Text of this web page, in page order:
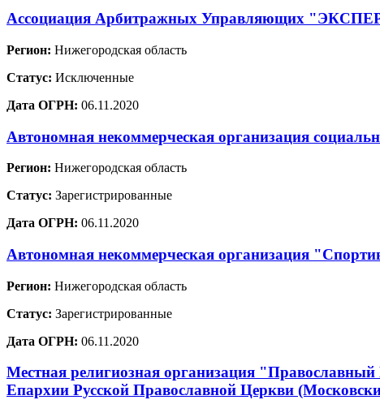
Ассоциация Арбитражных Управляющих
Регион: Нижегородская область
Статус: Исключенные
Дата ОГРН: 06.11.2020
Автономная некоммерческая организация
Регион: Нижегородская область
Статус: Зарегистрированные
Дата ОГРН: 06.11.2020
Автономная некоммерческая организация
Регион: Нижегородская область
Статус: Зарегистрированные
Дата ОГРН: 06.11.2020
Местная религиозная организация
Епархии Русской Православной Церкви